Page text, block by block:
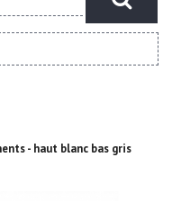
- haut blanc bas gris